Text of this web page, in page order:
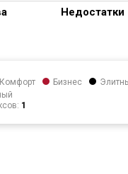
Недостатки
Комфорт Бизнес
1